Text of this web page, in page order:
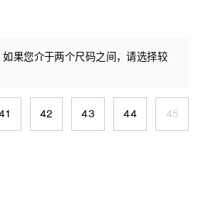
果您介于两个尺码之间，请选择较
42 43 44 45